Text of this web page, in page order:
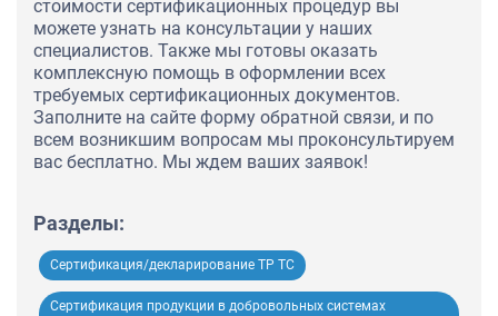
стоимости сертификационных процедур вы
можете узнать на консультации у наших
специалистов. Также мы готовы оказать
комплексную помощь в оформлении всех
требуемых сертификационных документов.
Заполните на сайте форму обратной связи, и по
всем возникшим вопросам мы проконсультируем
вас бесплатно. Мы ждем ваших заявок!
Разделы:
Сертификация/декларирование ТР ТС
Сертификация продукции в добровольных системах